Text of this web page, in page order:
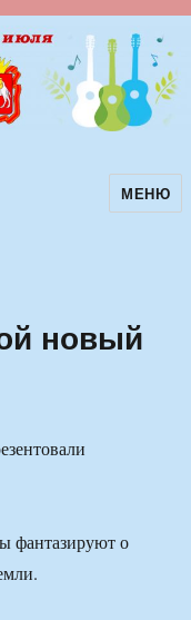
авторскойМЕНЮ
новый
фантазируют о